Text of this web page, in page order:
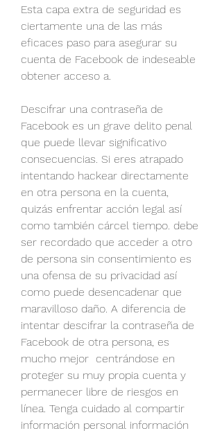
Esta capa extra de seguridad es
ciertamente una de las más
eficaces paso para asegurar su
cuenta de Facebook de indeseable
obtener acceso a.
Descifrar una contraseña de
Facebook es un grave delito penal
que puede llevar significativo
consecuencias. Si eres atrapado
intentando hackear directamente
en otra persona en la cuenta,
quizás enfrentar acción legal así
como también cárcel tiempo. debe
ser recordado que acceder a otro
de persona sin consentimiento es
una ofensa de su privacidad así
como puede desencadenar que
maravilloso daño. A diferencia de
intentar descifrar la contraseña de
Facebook de otra persona, es
mucho mejor  centrándose en
proteger su muy propia cuenta y
permanecer libre de riesgos en
línea. Tenga cuidado al compartir
información personal información